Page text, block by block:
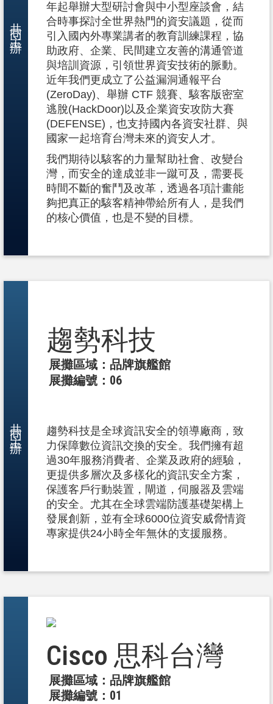
共同主辦
年起舉辦大型研討會與中小型座談會，結
合時事探討全世界熱門的資安議題，從而
引入國內外專業講者的教育訓練課程，協
助政府、企業、民間建立友善的溝通管道
與培訓資源，引領世界資安技術的脈動。
近年我們更成立了公益漏洞通報平台
(ZeroDay)、舉辦 CTF 競賽、駭客版密室
逃脫(HackDoor)以及企業資安攻防大賽
(DEFENSE)，也支持國內各資安社群、與
國家一起培育台灣未來的資安人才。
我們期待以駭客的力量幫助社會、改變台
灣，而安全的達成並非一蹴可及，需要長
時間不斷的奮鬥及改革，透過各項計畫能
夠把真正的駭客精神帶給所有人，是我們
的核心價值，也是不變的目標。
共同主辦
趨勢科技
展攤區域：品牌旗艦館
展攤編號：06
趨勢科技是全球資訊安全的領導廠商，致
力保障數位資訊交換的安全。我們擁有超
過30年服務消費者、企業及政府的經驗，
更提供多層次及多樣化的資訊安全方案，
保護客戶行動裝置，閘道，伺服器及雲端
的安全。尤其在全球雲端防護基礎架構上
發展創新，並有全球6000位資安威脅情資
專家提供24小時全年無休的支援服務。
Cisco 思科台灣
展攤區域：品牌旗艦館
展攤編號：01